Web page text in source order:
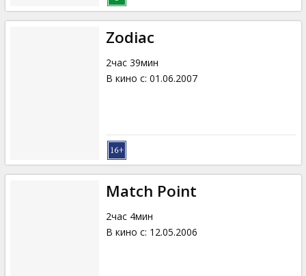
Zodiac
2час 39мин
В кино с: 01.06.2007
Match Point
2час 4мин
В кино с: 12.05.2006